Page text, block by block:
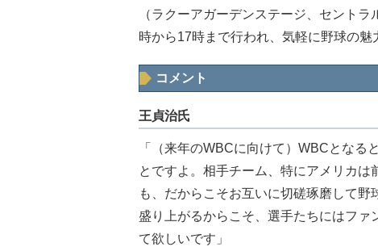
（ラクーアガーデンステージ、セント
時から17時まで行われ、気軽に野球の魅
コメント
王貞治氏
「（来年のWBCに向けて）WBCとなる
とですよ。相手チーム、特にアメリカ
も、だからこそお互いに切磋琢磨して野
盛り上がるからこそ、選手たちにはフ
て欲しいです」